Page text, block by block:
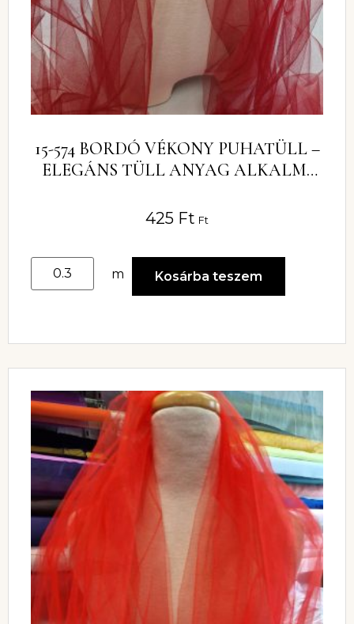
15-574 BORDÓ VÉKONY PUHATÜLL –
ELEGÁNS TÜLL ANYAG ALKALMI
425 Ft Ft
m Kosárba teszem